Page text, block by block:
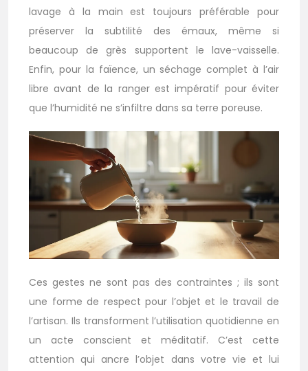
lavage à la main est toujours préférable pour
préserver la subtilité des émaux, même si
beaucoup de grès supportent le lave-vaisselle.
Enfin, pour la faïence, un séchage complet à l’air
libre avant de la ranger est impératif pour éviter
que l’humidité ne s’infiltre dans sa terre poreuse.
Ces gestes ne sont pas des contraintes ; ils sont
une forme de respect pour l’objet et le travail de
l’artisan. Ils transforment l’utilisation quotidienne en
un acte conscient et méditatif. C’est cette
attention qui ancre l’objet dans votre vie et lui